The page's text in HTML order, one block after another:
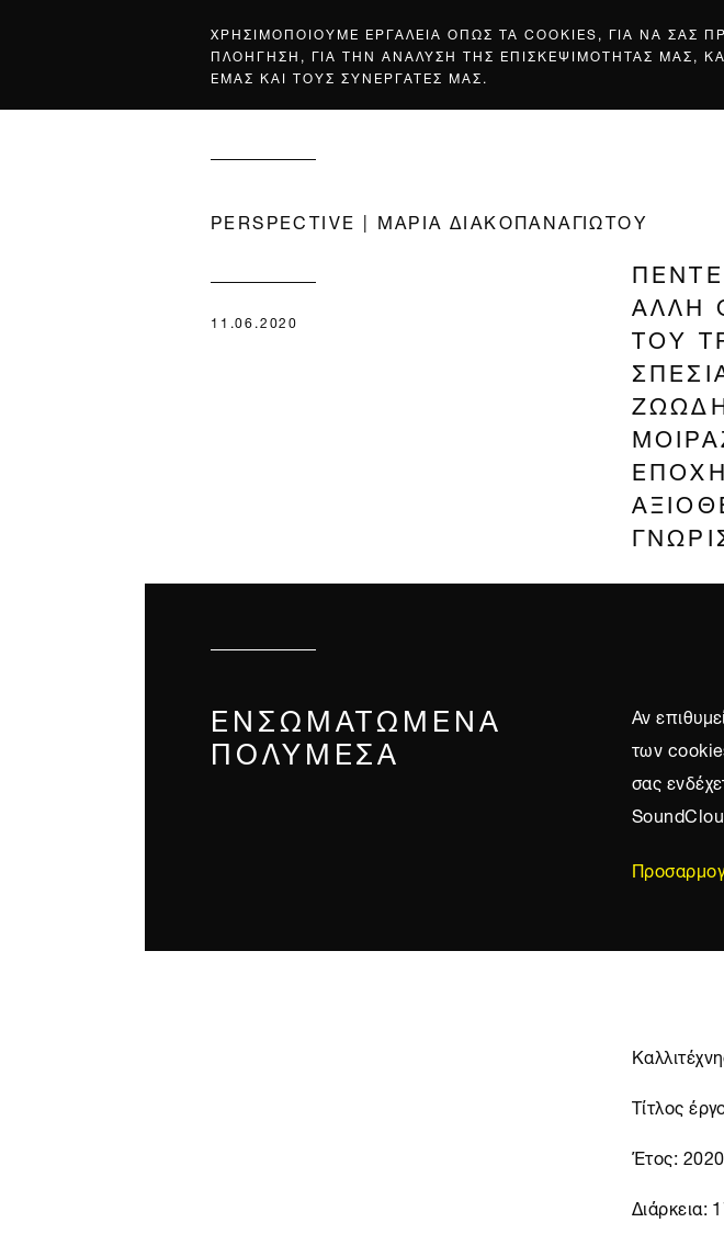
ΧΡΗΣΙΜΟΠΟΙΟΥΜΕ ΕΡΓΑΛΕΙΑ ΟΠΩΣ ΤΑ COOKIES, ΓΙΑ ΝΑ
ΠΛΟΗΓΗΣΗ, ΓΙΑ ΤΗΝ ΑΝΑΛΥΣΗ ΤΗΣ ΕΠΙΣΚΕΨΙΜΟΤΗΤΑΣ ΜΑΣ,
ΕΜΑΣ ΚΑΙ ΤΟΥΣ ΣΥΝΕΡΓΑΤΕΣ ΜΑΣ.
PERSPECTIVE | ΜΑΡΙΑ ΔΙΑΚΟΠΑΝΑΓΙΩΤΟΥ
11.06.2020 ΑΛΛΗ
ΤΟΥ
ΕΝΣΩΜΑΤΩΜΈΝΑ
ΠΟΛΥΜΈΣΑ
Αν
των
σας
Τίτλος
Έτος: 2020
Διάρκεια: